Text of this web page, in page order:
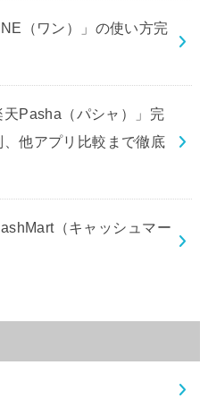
（ワン）」の使い方完
Pasha（パシャ）」完
他アプリ比較まで徹底
（キャッシュマー